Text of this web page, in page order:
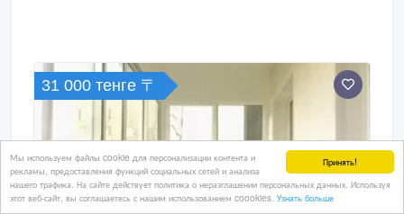
Принять!
Мы используем файлы cookie для персонализации контента и
рекламы, предоставления функций социальных сетей и анализа
нашего трафика. На сайте действует политика о неразглашении персональных данных. Используя
этот веб-сайт, вы соглашаетесь с нашим использованием coookies. Узнать больше
31 000 тенге 〒